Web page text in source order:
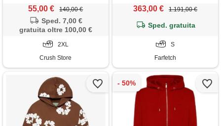
55,00 € 140,00 €
Sped. 7,00 €
gratuita oltre 100,00 €
2XL
Crush Store
363,00 € 1.191,00 €
Sped. gratuita
S
Farfetch